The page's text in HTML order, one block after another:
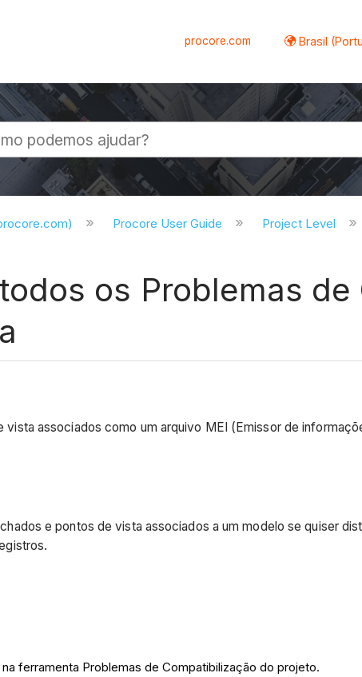
procore.com Brasil
Procore User Guide Project Level
os Problemas
associados como um arquivo MEI (Emissor de
e pontos de vista associados a um modelo se quiser
ferramenta Problemas de Compatibilização do projeto.